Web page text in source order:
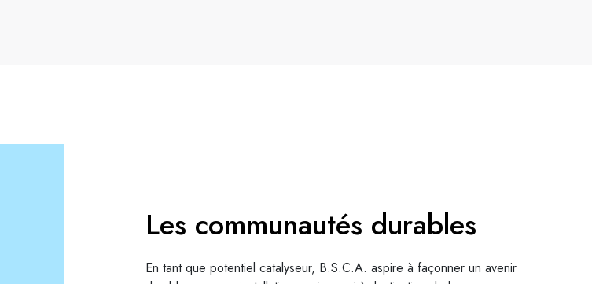
Les communautés durables
En tant que potentiel catalyseur, B.S.C.A. aspire à façonner un avenir